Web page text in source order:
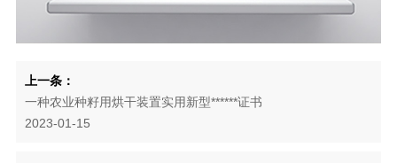
上一条：
一种农业种籽用烘干装置实用新型******证书
2023-01-15